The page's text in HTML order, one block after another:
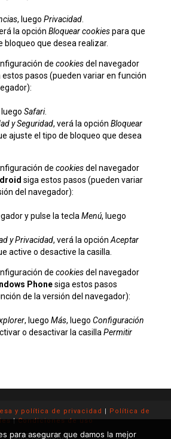
, luego Privacidad.
la opción Bloquear cookiespara que
bloqueo que desea realizar.
de cookiesdel navegador
estos pasos (pueden variar en función
luego Safari.
y Seguridad, verá la opción Bloquear
ajuste el tipo de bloqueo que desea
de cookiesdel navegador
siga estos pasos (pueden variar
del navegador):
y pulse la tecla Menú, luego
y Privacidad, verá la opción Aceptar
active o desactive la casilla.
de cookiesdel navegador
Phonesiga estos pasos
de la versión del navegador):
, luego Más, luego Configuración
o desactivar la casilla Permitir
y política de privacidad | Política de
|Condiciones de uso
CÓMO FUNCIONA
para asegurar que damos la mejor